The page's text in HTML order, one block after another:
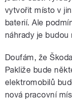
vytvořit místo v
baterií. Ale
náhrady je
Doufám, že
Pakliže bude
elektromobilů
nová pracovní